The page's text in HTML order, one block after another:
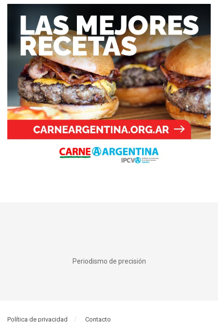
Periodismo de precisión
Política de privacidad Contacto